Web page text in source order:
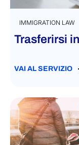
IMMIGRATION LAW
Trasferirsi
VAI AL SERVIZIO